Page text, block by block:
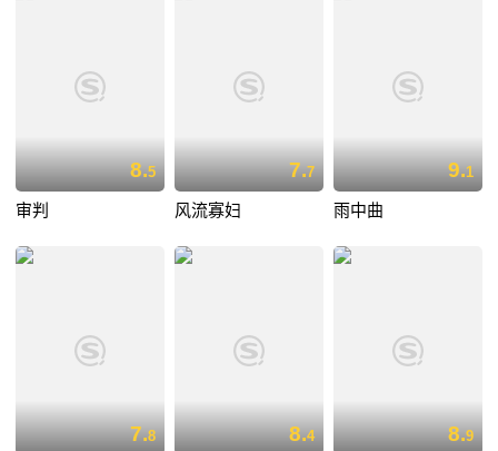
8.5
审判
7.7
风流寡妇
9.1
雨中曲
7.8 8.4 8.9